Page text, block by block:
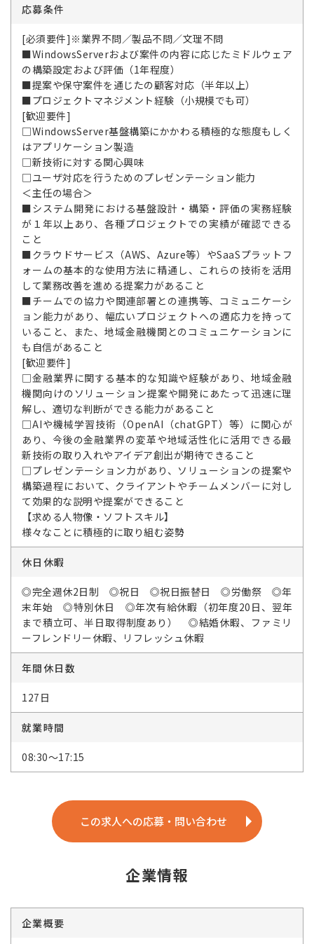
応募条件
[必須要件]※業界不問／製品不問／文理不問
■WindowsServerおよび案件の内容に応じたミドルウェア
の構築設定および評価（1年程度）
■提案や保守案件を通じたの顧客対応（半年以上）
■プロジェクトマネジメント経験（小規模でも可）
[歓迎要件]
□WindowsServer基盤構築にかかわる積極的な態度もしく
はアプリケーション製造
□新技術に対する関心興味
□ユーザ対応を行うためのプレゼンテーション能力
＜主任の場合＞
■システム開発における基盤設計・構築・評価の実務経験
が１年以上あり、各種プロジェクトでの実績が確認できる
こと
■クラウドサービス（AWS、Azure等）やSaaSプラットフ
ォームの基本的な使用方法に精通し、これらの技術を活用
して業務改善を進める提案力があること
■チームでの協力や関連部署との連携等、コミュニケーシ
ョン能力があり、幅広いプロジェクトへの適応力を持って
いること、また、地域金融機関とのコミュニケーションに
も自信があること
[歓迎要件]
□金融業界に関する基本的な知識や経験があり、地域金融
機関向けのソリューション提案や開発にあたって迅速に理
解し、適切な判断ができる能力があること
□AIや機械学習技術（OpenAI（chatGPT）等）に関心が
あり、今後の金融業界の変革や地域活性化に活用できる最
新技術の取り入れやアイデア創出が期待できること
□プレゼンテーション力があり、ソリューションの提案や
構築過程において、クライアントやチームメンバーに対し
て効果的な説明や提案ができること
【求める人物像・ソフトスキル】
様々なことに積極的に取り組む姿勢
休日休暇
◎完全週休2日制 ◎祝日 ◎祝日振替日 ◎労働祭 ◎年
末年始 ◎特別休日 ◎年次有給休暇（初年度20日、翌年
まで積立可、半日取得制度あり） ◎結婚休暇、ファミリ
ーフレンドリー休暇、リフレッシュ休暇
年間休日数
127日
就業時間
08:30～17:15
この求人への応募・問い合わせ
企業情報
企業概要